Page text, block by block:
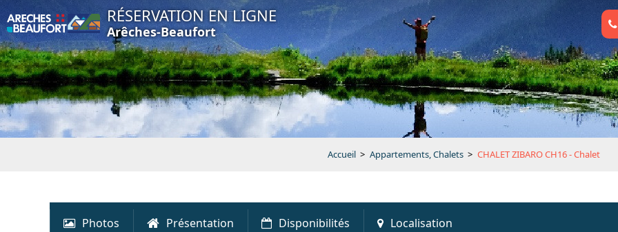
RÉSERVATION EN LIGNE
Arêches-Beaufort
Accueil > Appartements, Chalets > CHALET ZIBARO CH16 - Chalet
Photos Présentation Disponibilités Localisation